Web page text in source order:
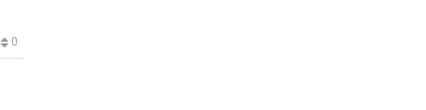
0